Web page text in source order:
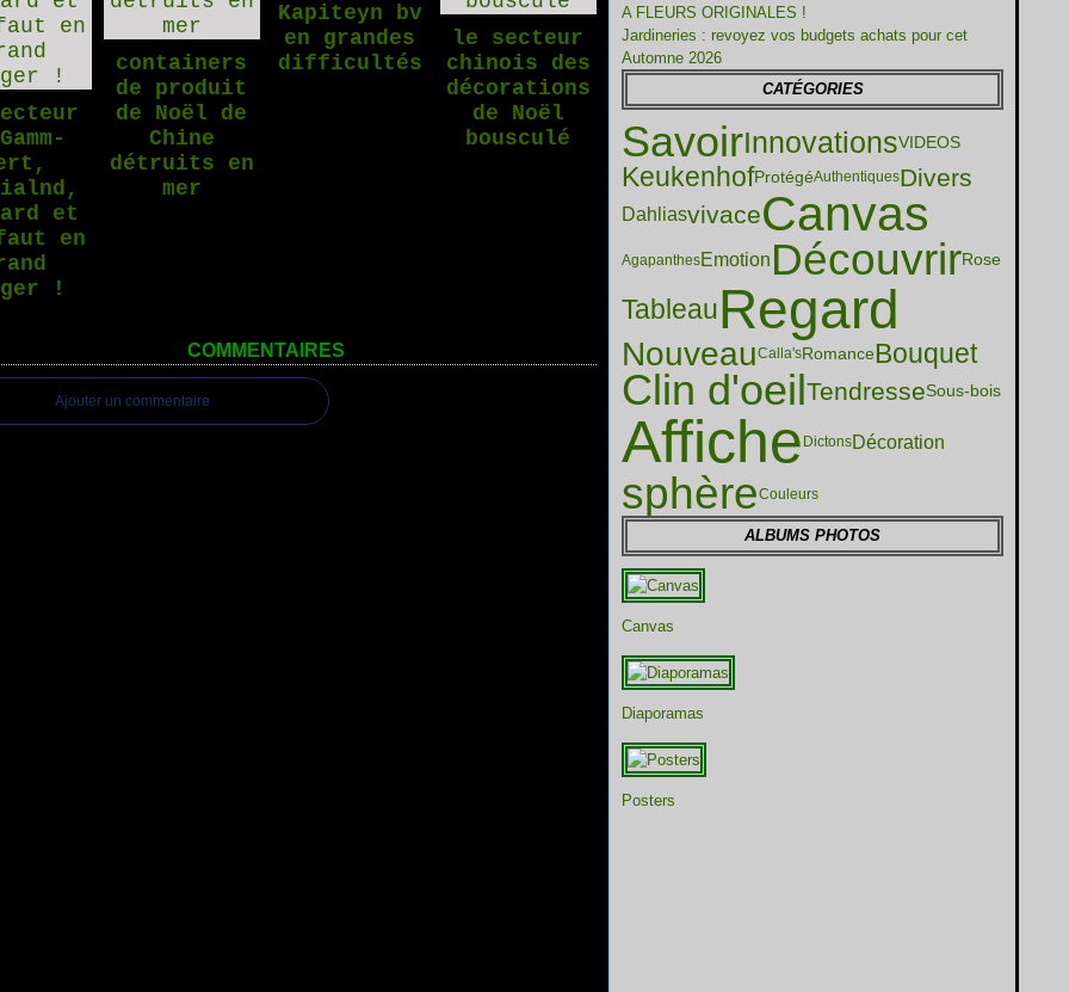
et
en
!
containers
de produit
de Noël de
Chine
détruits en
mer
Kapiteyn bv
en grandes
difficultés
le secteur
chinois des
décorations
de Noël
bousculé
COMMENTAIRES
Ajouter un commentaire
A FLEURS ORIGINALES !
Jardineries : revoyez vos budgets achats pour cet
Automne 2026
CATÉGORIES
SavoirInnovationsVIDEOS
KeukenhofProtégéAuthentiquesDivers
DahliasvivaceCanvas
AgapanthesEmotion DécouvrirRose
TableauRegard
NouveauCalla'sRomanceBouquet
Clin d'oeil TendresseSous-bois
Affiche DictonsDécoration
sphèreCouleurs
ALBUMS PHOTOS
Canvas
Diaporamas
Posters